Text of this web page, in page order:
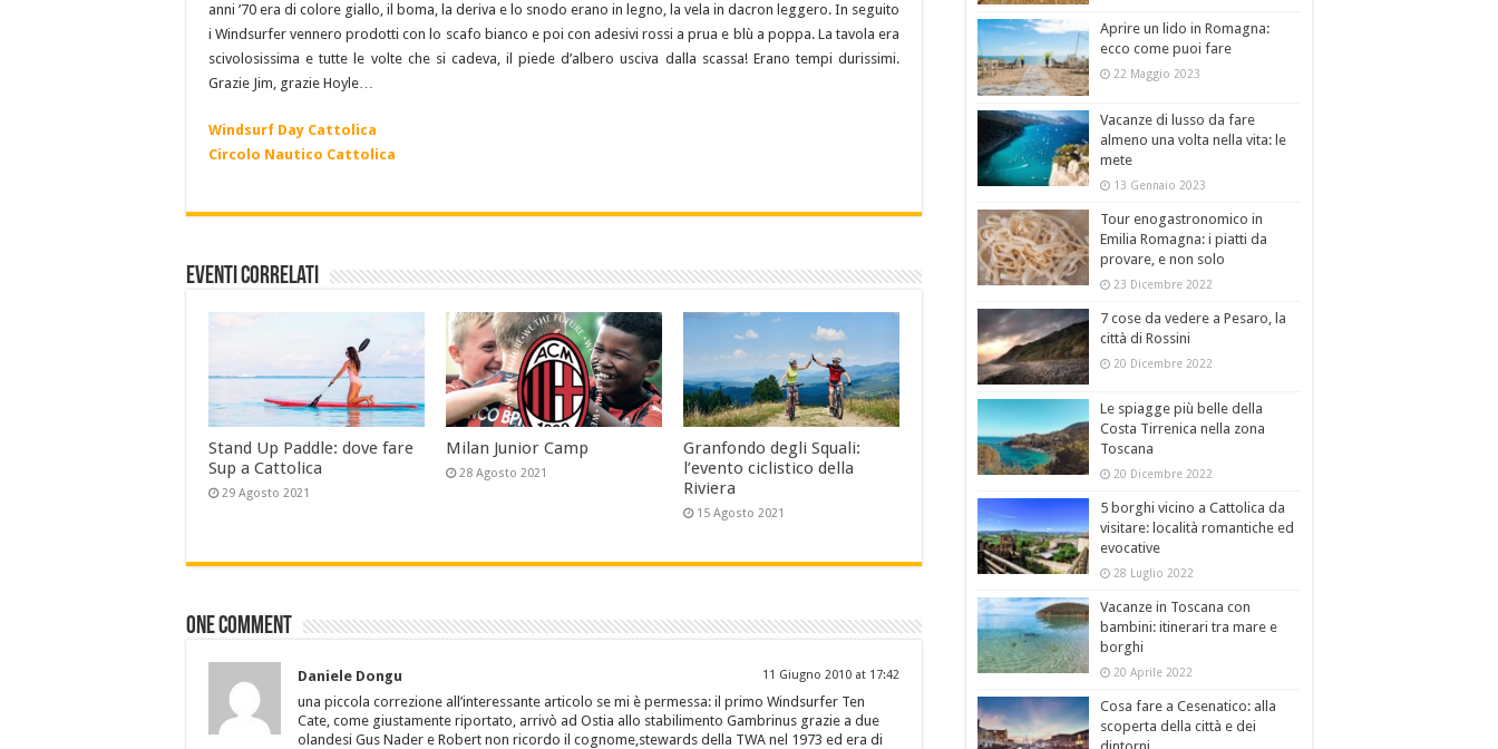
anni ’70 era di colore giallo, il boma, la deriva e lo snodo erano in legno, la vela in dacron leggero. In seguito
i Windsurfer vennero prodotti con lo scafo bianco e poi con adesivi rossi a prua e blù a poppa. La tavola era
scivolosissima e tutte le volte che si cadeva, il piede d’albero usciva dalla scassa! Erano tempi durissimi.
Grazie Jim, grazie Hoyle…
Windsurf Day Cattolica
Circolo Nautico Cattolica
Eventi Correlati
Stand Up Paddle: dove fare
Sup a Cattolica
29 Agosto 2021
Milan Junior Camp
28 Agosto 2021
Granfondo degli Squali:
l’evento ciclistico della
Riviera
15 Agosto 2021
One comment
Daniele Dongu 11 Giugno 2010 at 17:42
una piccola correzione all’interessante articolo se mi è permessa: il primo Windsurfer Ten
Cate, come giustamente riportato, arrivò ad Ostia allo stabilimento Gambrinus grazie a due
olandesi Gus Nader e Robert non ricordo il cognome,stewards della TWA nel 1973 ed era di
Aprire un lido in Romagna:
ecco come puoi fare
22 Maggio 2023
Vacanze di lusso da fare
almeno una volta nella vita: le
mete
13 Gennaio 2023
Tour enogastronomico in
Emilia Romagna: i piatti da
provare, e non solo
23 Dicembre 2022
7 cose da vedere a Pesaro, la
città di Rossini
20 Dicembre 2022
Le spiagge più belle della
Costa Tirrenica nella zona
Toscana
20 Dicembre 2022
5 borghi vicino a Cattolica da
visitare: località romantiche ed
evocative
28 Luglio 2022
Vacanze in Toscana con
bambini: itinerari tra mare e
borghi
20 Aprile 2022
Cosa fare a Cesenatico: alla
scoperta della città e dei